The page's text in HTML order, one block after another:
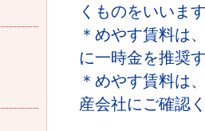
くものをいいま
＊めやす賃料は
に一時金を推奨
＊めやす賃料は
産会社にご確認